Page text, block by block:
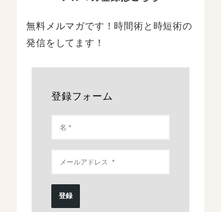
無料メルマガです！時間術と時短術の
発信をしてます！
登録フォーム
登録